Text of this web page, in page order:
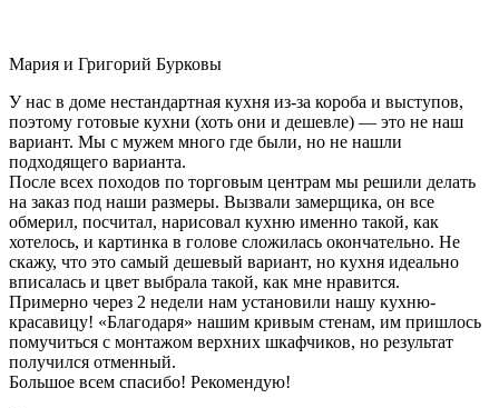
Мария и Григорий Бурковы
У нас в доме нестандартная кухня из-за короба и выступов,
поэтому готовые кухни (хоть они и дешевле) — это не наш
вариант. Мы с мужем много где были, но не нашли
подходящего варианта.
После всех походов по торговым центрам мы решили делать
на заказ под наши размеры. Вызвали замерщика, он все
обмерил, посчитал, нарисовал кухню именно такой, как
хотелось, и картинка в голове сложилась окончательно. Не
скажу, что это самый дешевый вариант, но кухня идеально
вписалась и цвет выбрала такой, как мне нравится.
Примерно через 2 недели нам установили нашу кухню-
красавицу! «Благодаря» нашим кривым стенам, им пришлось
помучиться с монтажом верхних шкафчиков, но результат
получился отменный.
Большое всем спасибо! Рекомендую!